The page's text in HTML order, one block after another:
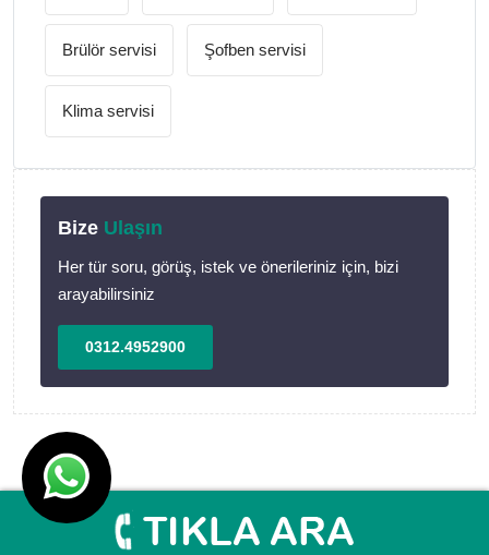
Brülör servisi Şofben servisi
Klima servisi
Bize Ulaşın
Her tür soru, görüş, istek ve önerileriniz için, bizi
arayabilirsiniz
0312.4952900